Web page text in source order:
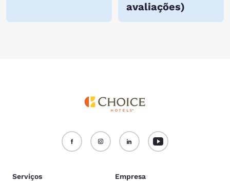
avaliações)
Serviços Empresa